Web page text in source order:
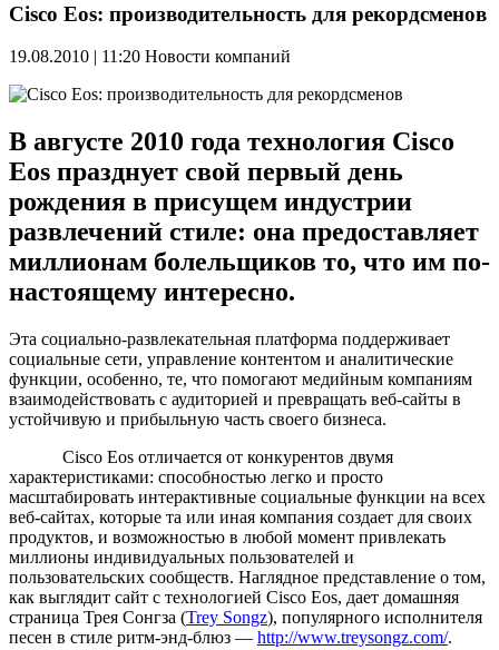
Cisco Eos: производительность для рекордсменов
19.08.2010 | 11:20 Новости компаний
В августе 2010 года технология Cisco
Eos празднует свой первый день
рождения в присущем индустрии
развлечений стиле: она предоставляет
миллионам болельщиков то, что им по-
настоящему интересно.
Эта социально-развлекательная платформа поддерживает
социальные сети, управление контентом и аналитические
функции, особенно, те, что помогают медийным компаниям
взаимодействовать с аудиторией и превращать веб-сайты в
устойчивую и прибыльную часть своего бизнеса.
Cisco Eos отличается от конкурентов двумя
характеристиками: способностью легко и просто
масштабировать интерактивные социальные функции на всех
веб-сайтах, которые та или иная компания создает для своих
продуктов, и возможностью в любой момент привлекать
миллионы индивидуальных пользователей и
пользовательских сообществ. Наглядное представление о том,
как выглядит сайт с технологией Cisco Eos, дает домашняя
страница Трея Сонгза (Trey Songz), популярного исполнителя
песен в стиле ритм-энд-блюз — http://www.treysongz.com/.